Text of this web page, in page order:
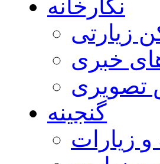
نگارخانه
زیارتی
خبری
تصویری
گنجینه
و زیارات